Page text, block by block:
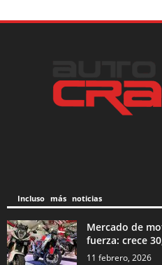
Incluso más noticias
Mercado de
fuerza: crece
11 febrero, 2026